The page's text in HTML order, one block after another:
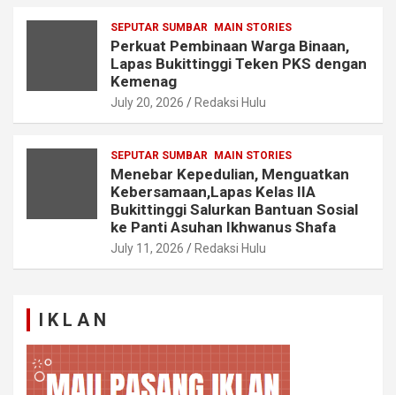
SEPUTAR SUMBAR MAIN STORIES
Perkuat Pembinaan Warga Binaan,
Lapas Bukittinggi Teken PKS dengan
Kemenag
July 20, 2026 Redaksi Hulu
SEPUTAR SUMBAR MAIN STORIES
Menebar Kepedulian, Menguatkan
Kebersamaan,Lapas Kelas IIA
Bukittinggi Salurkan Bantuan Sosial
ke Panti Asuhan Ikhwanus Shafa
July 11, 2026 Redaksi Hulu
I K L A N